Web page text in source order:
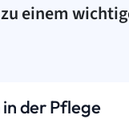
einem
der Pflege